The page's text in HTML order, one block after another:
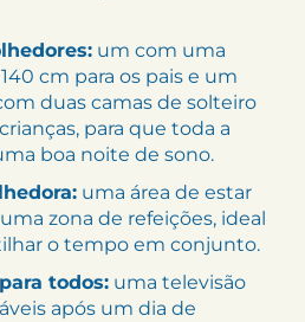
um com uma
cm para os pais e um
duas camas de solteiro
para que toda a
boa noite de sono.
uma área de estar
zona de refeições, ideal
o tempo em conjunto.
todos: uma televisão
após um dia de